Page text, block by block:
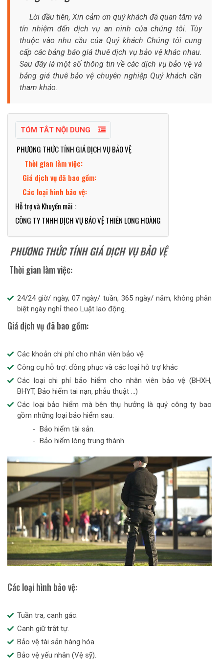
Lời đầu tiên, Xin cảm ơn quý khách đã quan tâm và
tín nhiệm đến dịch vụ an ninh của chúng tôi. Tùy
thuộc vào nhu cầu của Quý khách Chúng tôi cung
cấp các bảng báo giá thuê dịch vụ bảo vệ khác nhau.
Sau đây là một số thông tin về các dịch vụ bảo vệ và
bảng giá thuê bảo vệ chuyên nghiệp Quý khách cần
tham khảo.
TÓM TẮT NỘI DUNG
PHƯƠNG THỨC TÍNH GIÁ DỊCH VỤ BẢO VỆ
Thời gian làm việc:
Giá dịch vụ đã bao gồm:
Các loại hình bảo vệ:
Hỗ trợ và Khuyến mãi :
CÔNG TY TNHH DỊCH VỤ BẢO VỆ THIÊN LONG HOÀNG
PHƯƠNG THỨC TÍNH GIÁ DỊCH VỤ BẢO VỆ
Thời gian làm việc:
24/24 giờ/ ngày, 07 ngày/ tuần, 365 ngày/ năm, không phân
biệt ngày nghỉ theo Luật lao động.
Giá dịch vụ đã bao gồm:
Các khoản chi phí cho nhân viên bảo vệ
Công cụ hỗ trợ: đồng phục và các loại hỗ trợ khác
Các loại chi phí bảo hiểm cho nhân viên bảo vệ (BHXH,
BHYT, Bảo hiểm tai nạn, phẫu thuật ...)
Các loại bảo hiểm mà bên thụ hưởng là quý công ty bao
gồm những loại bảo hiểm sau:
- Bảo hiểm tài sản.
- Bảo hiểm lòng trung thành
Các loại hình bảo vệ:
Tuần tra, canh gác.
Canh giữ trật tự.
Bảo vệ tài sản hàng hóa.
Bảo vệ yếu nhân (Vệ sỹ).